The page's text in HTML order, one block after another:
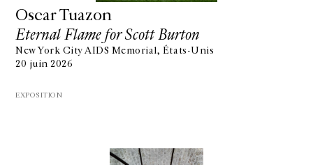
Oscar Tuazon
Eternal Flame for Scott Burton
New York City AIDS Memorial, États-Unis
20 juin 2026
EXPOSITION